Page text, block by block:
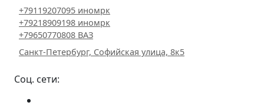
+79119207095 иномрк
+79218909198 иномрк
+79650770808 ВАЗ
Санкт-Петербург, Софийская улица, 8к5
Соц. сети: